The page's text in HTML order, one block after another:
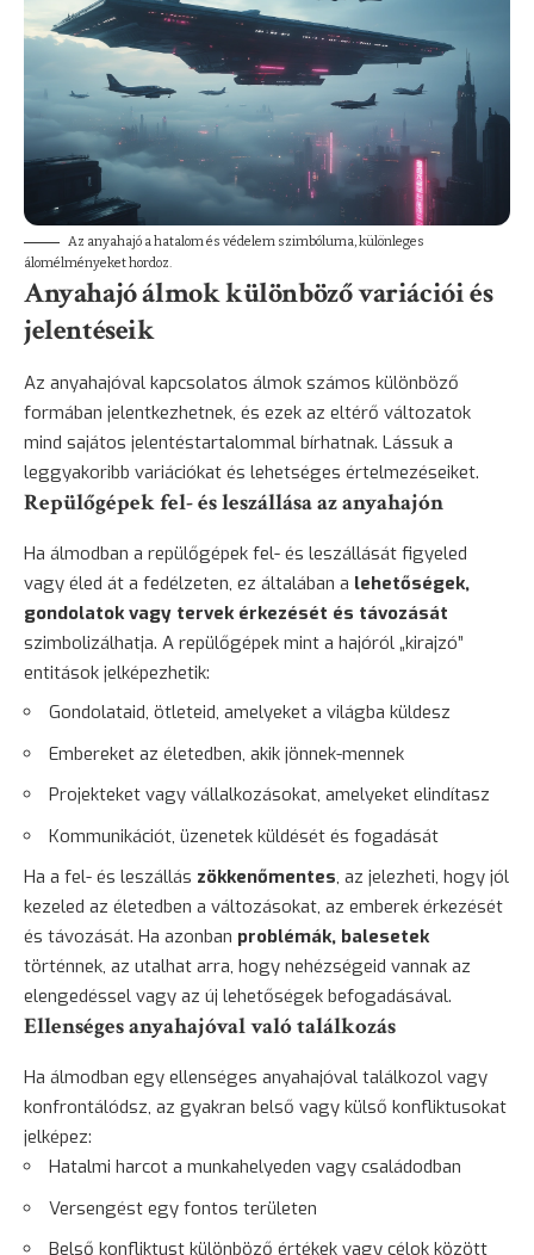
Az anyahajó a hatalom és védelem szimbóluma, különleges
álomélményeket hordoz.
Anyahajó álmok különböző variációi és
jelentéseik
Az anyahajóval kapcsolatos álmok számos különböző
formában jelentkezhetnek, és ezek az eltérő változatok
mind sajátos jelentéstartalommal bírhatnak. Lássuk a
leggyakoribb variációkat és lehetséges értelmezéseiket.
Repülőgépek fel- és leszállása az anyahajón
Ha álmodban a repülőgépek fel- és leszállását figyeled
vagy éled át a fedélzeten, ez általában a lehetőségek,
gondolatok vagy tervek érkezését és távozását
szimbolizálhatja. A repülőgépek mint a hajóról „kirajzó”
entitások jelképezhetik:
Gondolataid, ötleteid, amelyeket a világba küldesz
Embereket az életedben, akik jönnek-mennek
Projekteket vagy vállalkozásokat, amelyeket elindítasz
Kommunikációt, üzenetek küldését és fogadását
Ha a fel- és leszállás zökkenőmentes, az jelezheti, hogy jól
kezeled az életedben a változásokat, az emberek érkezését
és távozását. Ha azonban problémák, balesetek
történnek, az utalhat arra, hogy nehézségeid vannak az
elengedéssel vagy az új lehetőségek befogadásával.
Ellenséges anyahajóval való találkozás
Ha álmodban egy ellenséges anyahajóval találkozol vagy
konfrontálódsz, az gyakran belső vagy külső konfliktusokat
jelképez:
Hatalmi harcot a munkahelyeden vagy családodban
Versengést egy fontos területen
Belső konfliktust különböző értékek vagy célok között